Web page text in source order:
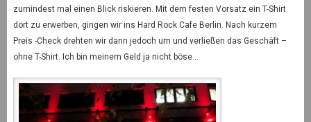
zumindest mal einen Blick riskieren. Mit dem festen Vorsatz ein T-Shirt
dort zu erwerben, gingen wir ins Hard Rock Cafe Berlin. Nach kurzem
Preis -Check drehten wir dann jedoch um und verließen das Geschäft –
ohne T-Shirt. Ich bin meinem Geld ja nicht böse…